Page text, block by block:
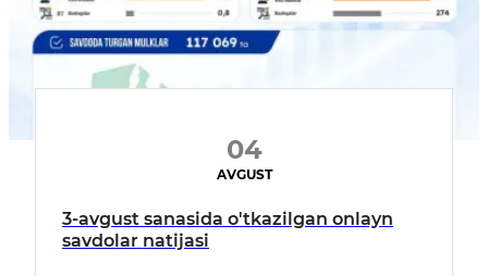
04
AVGUST
3-avgust sanasida o'tkazilgan onlayn
savdolar natijasi